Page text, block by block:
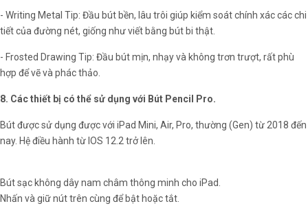
- Writing Metal Tip: Đầu bút bền, lâu trôi giúp kiểm soát chính xác các chi
tiết của đường nét, giống như viết bằng bút bi thật.
- Frosted Drawing Tip: Đầu bút mịn, nhạy và không trơn trượt, rất phù
hợp để vẽ và phác thảo.
8. Các thiết bị có thể sử dụng với Bút Pencil Pro.
Bút được sử dụng được với iPad Mini, Air, Pro, thường (Gen) từ 2018 đến
nay. Hệ điều hành từ IOS 12.2 trở lên.
Bút sạc không dây nam châm thông minh cho iPad.
Nhấn và giữ nút trên cùng để bật hoặc tắt.